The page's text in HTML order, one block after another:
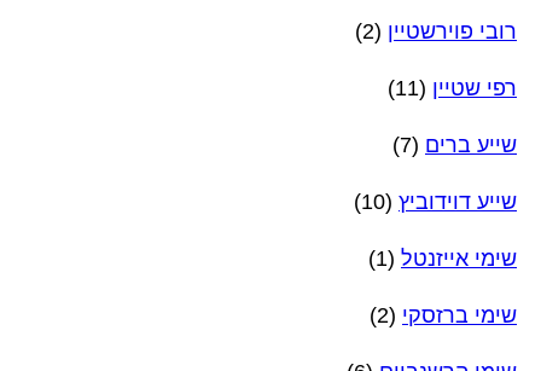
רובי פוירשטיין (2)
רפי שטיין (11)
שייע ברים (7)
שייע דוידוביץ (10)
שימי אייזנטל (1)
שימי ברזסקי (2)